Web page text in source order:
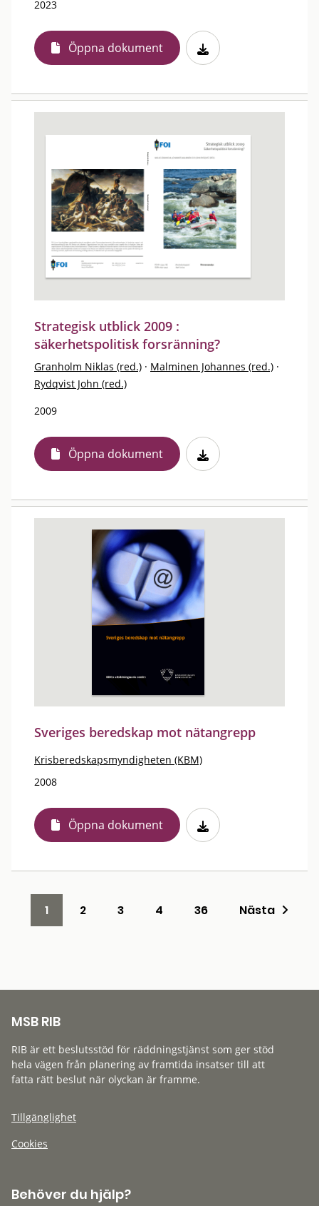
2023
Öppna dokument
Strategisk utblick 2009 :
säkerhetspolitisk forsränning?
Granholm Niklas (red.) · Malminen Johannes (red.) ·
Rydqvist John (red.)
2009
Öppna dokument
Sveriges beredskap mot nätangrepp
Krisberedskapsmyndigheten (KBM)
2008
Öppna dokument
1 2 3 4 36 Nästa
MSB RIB
RIB är ett beslutsstöd för räddningstjänst som ger stöd
hela vägen från planering av framtida insatser till att
fatta rätt beslut när olyckan är framme.
Tillgänglighet
Cookies
Behöver du hjälp?